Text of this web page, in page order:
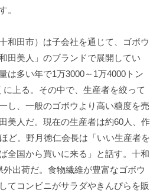
。
和田市）は子会社を通じて、ゴボウ
田美人」のブランドで展開してい
は多い年で1万3000～1万4000トン
に上る。その中で、生産者を絞って
し、一般のゴボウより高い糖度を売
美人だ。現在の生産者は約60人、作
ど。野月徳仁会長は「いい生産者を
全国から買いに来る」と話す。十和
出荷だ。食物繊維が豊富なゴボウ
てコンビニがサラダやきんぴらを販